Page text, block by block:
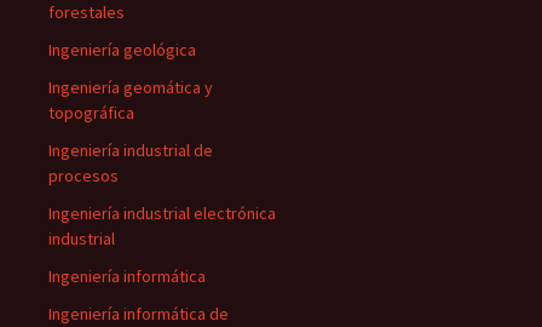
forestales
Ingeniería geológica
Ingeniería geomática y
topográfica
Ingeniería industrial de
procesos
Ingeniería industrial electrónica
industrial
Ingeniería informática
Ingeniería informática de